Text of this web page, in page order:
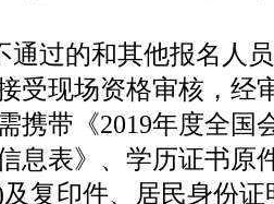
过的和其他报名人员
受现场资格审核，经
携带《2019年度全
息表》、学历证书原
复印件、居民身份